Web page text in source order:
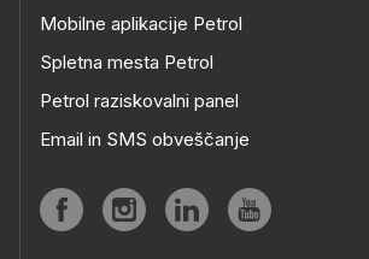
Mobilne aplikacije Petrol
Spletna mesta Petrol
Petrol raziskovalni panel
Email in SMS obveščanje